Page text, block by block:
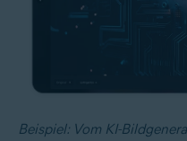
Beispiel: Vom KI-